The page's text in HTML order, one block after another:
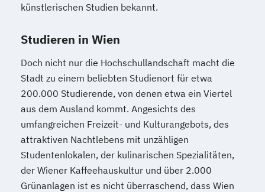
künstlerischen Studien bekannt.
Studieren in Wien
Doch nicht nur die Hochschullandschaft macht die
Stadt zu einem beliebten Studienort für etwa
200.000 Studierende, von denen etwa ein Viertel
aus dem Ausland kommt. Angesichts des
umfangreichen Freizeit- und Kulturangebots, des
attraktiven Nachtlebens mit unzähligen
Studentenlokalen, der kulinarischen Spezialitäten,
der Wiener Kaffeehauskultur und über 2.000
Grünanlagen ist es nicht überraschend, dass Wien